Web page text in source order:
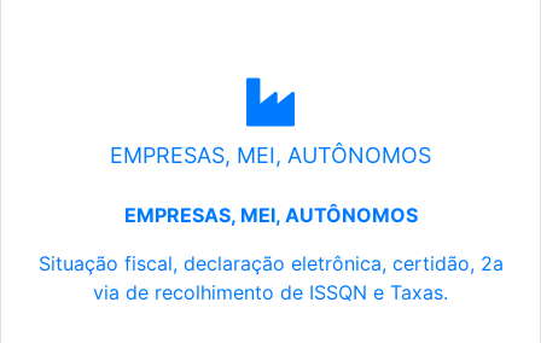
EMPRESAS, MEI, AUTÔNOMOS
EMPRESAS, MEI, AUTÔNOMOS
Situação fiscal, declaração eletrônica, certidão, 2a
via de recolhimento de ISSQN e Taxas.